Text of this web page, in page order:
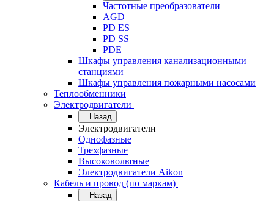
Частотные преобразователи
AGD
PD ES
PD SS
PDE
Шкафы управления канализационными
станциями
Шкафы управления пожарными насосами
Теплообменники
Электродвигатели
Назад
Электродвигатели
Однофазные
Трехфазные
Высоковольтные
Электродвигатели Aikon
Кабель и провод (по маркам)
Назад